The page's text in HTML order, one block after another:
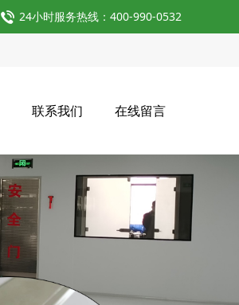
24小时服务热线：400-990-0532
联系我们 在线留言